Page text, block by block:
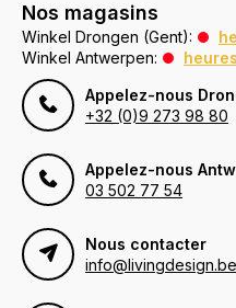
Nos magasins
Winkel Drongen (Gent):
Winkel Antwerpen:
Appelez-nous
+32 (0)9 273 98 80
Appelez-nous
03 502 77 54
Nous contacter
info@livingdesign.be